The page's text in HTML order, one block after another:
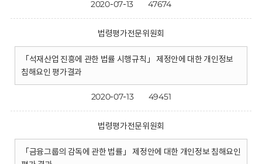
2020-07-13 47674
법령평가전문위원회
「석재산업 진흥에 관한 법률 시행규칙」 제정안에 대한 개인정보
침해요인 평가결과
2020-07-13 49451
법령평가전문위원회
「금융그룹의 감독에 관한 법률」 제정안에 대한 개인정보 침해요인